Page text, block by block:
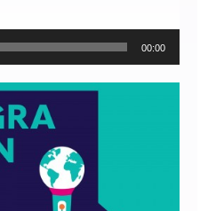
00:00